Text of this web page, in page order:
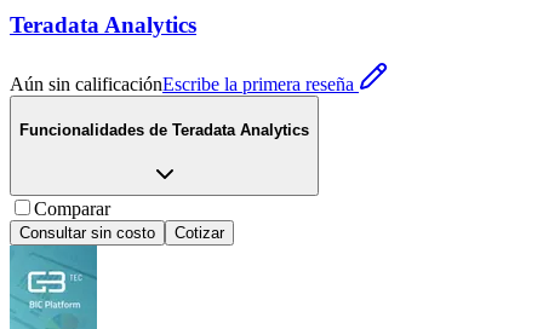
Teradata Analytics
Aún sin calificaciónEscribe la primera reseña
Funcionalidades de Teradata Analytics
Comparar
Consultar sin costo Cotizar